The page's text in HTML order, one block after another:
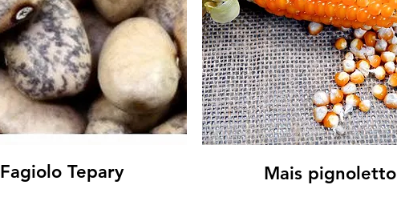
Fagiolo Tepary Mais pignoletto